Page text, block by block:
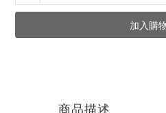
加入購
商品描述